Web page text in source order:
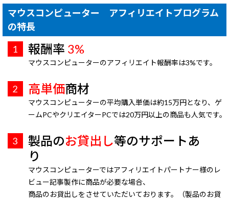
マウスコンピューター アフィリエイトプログラム
の特長
報酬率 3%
マウスコンピューターのアフィリエイト報酬率は3%です。
高単価商材
マウスコンピューターの平均購入単価は約15万円となり、ゲ
ームPCやクリエイターPCでは20万円以上の商品も人気です。
製品のお貸出し等のサポートあ
り
マウスコンピューターではアフィリエイトパートナー様のレ
ビュー記事製作に商品が必要な場合、
商品のお貸出しをさせていただいております。（製品のお貸